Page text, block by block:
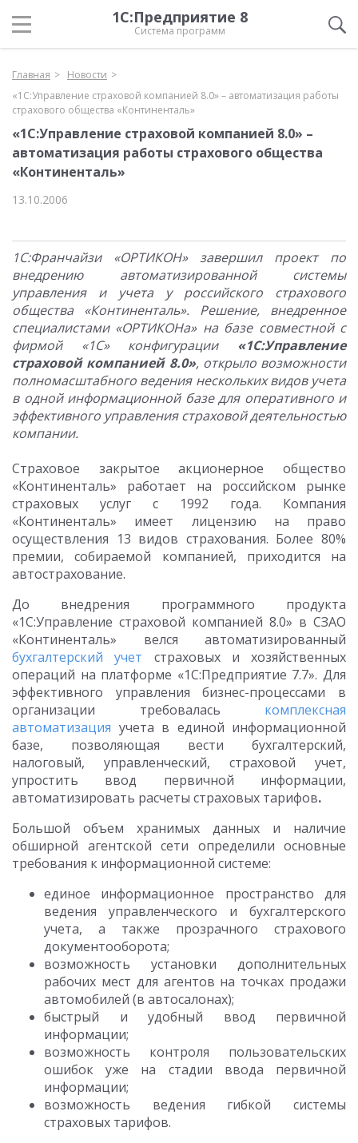
1С:Предприятие 8
Система программ
Главная
Новости
«1С:Управление страховой компанией 8.0» – автоматизация работы
страхового общества «Континенталь»
«1С:Управление страховой компанией 8.0» –
автоматизация работы страхового общества
«Континенталь»
13.10.2006
1С:Франчайзи «ОРТИКОН» завершил проект по
внедрению автоматизированной системы
управления и учета у российского страхового
общества «Континенталь». Решение, внедренное
специалистами «ОРТИКОНа» на базе совместной с
фирмой «1С» конфигурации «1С:Управление
страховой компанией 8.0», открыло возможности
полномасштабного ведения нескольких видов учета
в одной информационной базе для оперативного и
эффективного управления страховой деятельностью
компании.
Страховое закрытое акционерное общество
«Континенталь» работает на российском рынке
страховых услуг с 1992 года. Компания
«Континенталь» имеет лицензию на право
осуществления 13 видов страхования. Более 80%
премии, собираемой компанией, приходится на
автострахование.
До внедрения программного продукта
«1С:Управление страховой компанией 8.0» в СЗАО
«Континенталь» велся автоматизированный
бухгалтерский учет страховых и хозяйственных
операций на платформе «1С:Предприятие 7.7». Для
эффективного управления бизнес-процессами в
организации требовалась комплексная
автоматизация учета в единой информационной
базе, позволяющая вести бухгалтерский,
налоговый, управленческий, страховой учет,
упростить ввод первичной информации,
автоматизировать расчеты страховых тарифов.
Большой объем хранимых данных и наличие
обширной агентской сети определили основные
требования к информационной системе:
единое информационное пространство для
ведения управленческого и бухгалтерского
учета, а также прозрачного страхового
документооборота;
возможность установки дополнительных
рабочих мест для агентов на точках продажи
автомобилей (в автосалонах);
быстрый и удобный ввод первичной
информации;
возможность контроля пользовательских
ошибок уже на стадии ввода первичной
информации;
возможность ведения гибкой системы
страховых тарифов.